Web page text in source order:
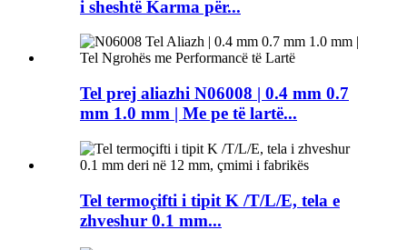
i sheshtë Karma për...
Tel prej aliazhi N06008 | 0.4 mm 0.7
mm 1.0 mm | Me pe të lartë...
Tel termoçifti i tipit K /T/L/E, tela e
zhveshur 0.1 mm...